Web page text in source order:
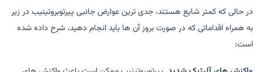
در حالی که کمتر شایع هستند، جدی ترین عوارض جانبی پیرتوبروتینیب در زیر
به همراه اقداماتی که در صورت بروز آن ها باید انجام دهید، شرح داده شده
است: